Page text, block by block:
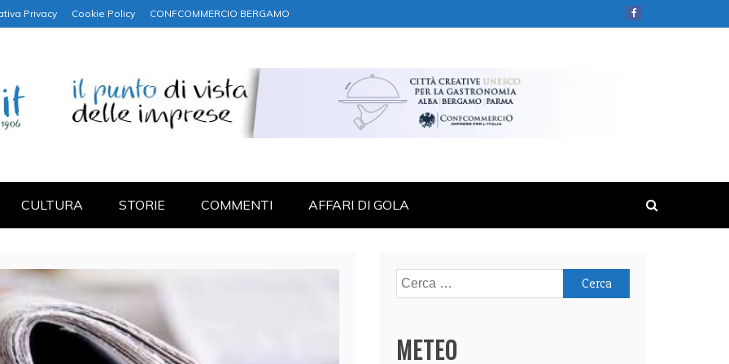
Privacy Cookie Policy CONFCOMMERCIO BERGAMO
CULTURA STORIE COMMENTI AFFARI DI GOLA
Ricerca
per:
METEO